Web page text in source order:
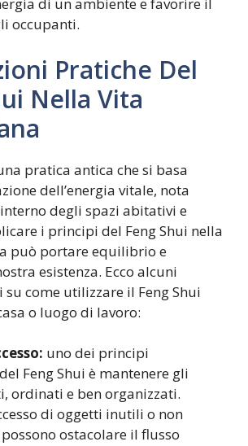
occupanti.
Pratiche Del
Nella Vita
pratica antica che si basa
dell’energia vitale, nota
degli spazi abitativi e
i principi del Feng Shui nella
può portare equilibrio e
esistenza. Ecco alcuni
come utilizzare il Feng Shui
o luogo di lavoro:
uno dei principi
Feng Shui è mantenere gli
ordinati e ben organizzati.
di oggetti inutili o non
ostacolare il flusso